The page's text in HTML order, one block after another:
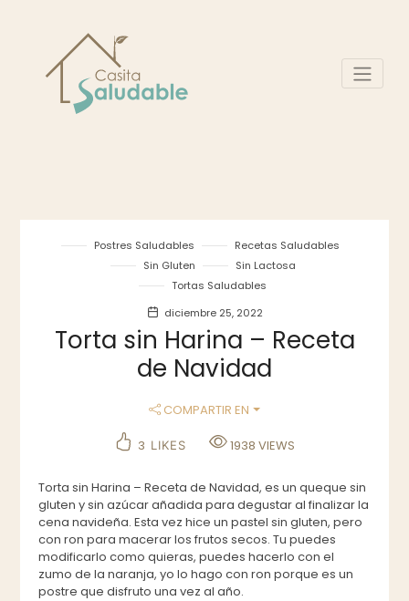
Postres Saludables
Recetas Saludables
Sin Gluten
Sin Lactosa
Tortas Saludables
diciembre 25, 2022
Torta sin Harina – Receta
de Navidad
COMPARTIR EN
3 LIKES 1938 VIEWS
Torta sin Harina – Receta de Navidad, es un queque sin
gluten y sin azúcar añadida para degustar al finalizar la
cena navideña. Esta vez hice un pastel sin gluten, pero
con ron para macerar los frutos secos. Tu puedes
modificarlo como quieras, puedes hacerlo con el
zumo de la naranja, yo lo hago con ron porque es un
postre que disfruto una vez al año.